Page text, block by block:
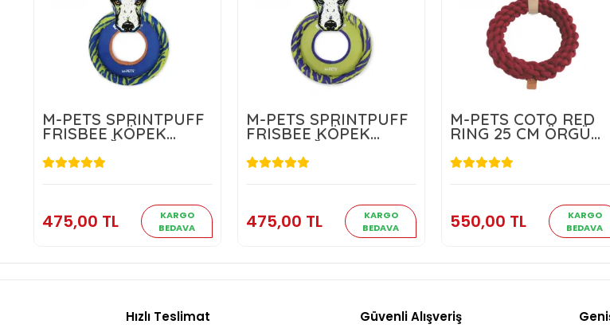
M-PETS SPRINTPUFF
FRISBEE KÖPEK
OYUNCAĞI
BLUE/GREEN
475,00 TL
KARGO
BEDAVA
475,00 TL
Sepete Ekle
M-PETS SPRINTPUFF
FRISBEE KÖPEK
OYUNCAĞI
GREEN/PURPLE
475,00 TL
KARGO
BEDAVA
475,00 TL
Sepete Ekle
M-PETS COTO RED
RING 25 CM ÖRGÜ
550,00 TL
KARGO
BEDAVA
550,00 TL
Sepete Ekle
Hızlı Teslimat Güvenli Alışveriş